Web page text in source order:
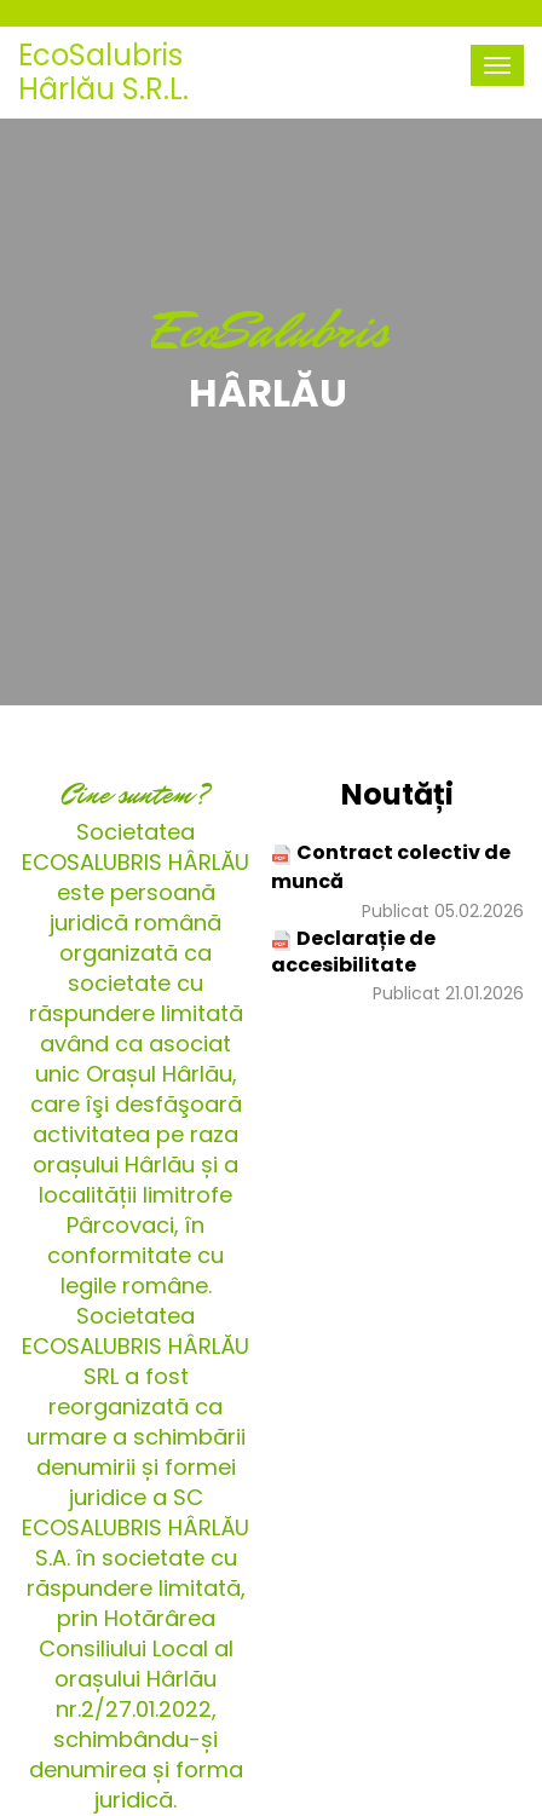
EcoSalubris
Hârlău S.R.L.
EcoSalubris
HÂRLĂU
Cine suntem?
Societatea
ECOSALUBRIS HÂRLĂU
este persoană
juridică română
organizată ca
societate cu
răspundere limitată
având ca asociat
unic Orașul Hârlău,
care îşi desfăşoară
activitatea pe raza
orașului Hârlău și a
localității limitrofe
Pârcovaci, în
conformitate cu
legile române.
Societatea
ECOSALUBRIS HÂRLĂU
SRL a fost
reorganizată ca
urmare a schimbării
denumirii și formei
juridice a SC
ECOSALUBRIS HÂRLĂU
S.A. în societate cu
răspundere limitată,
prin Hotărârea
Consiliului Local al
orașului Hârlău
nr.2/27.01.2022,
schimbându-și
denumirea și forma
juridică.
Noutăți
Contract colectiv de
muncă
Publicat 05.02.2026
Declarație de
accesibilitate
Publicat 21.01.2026